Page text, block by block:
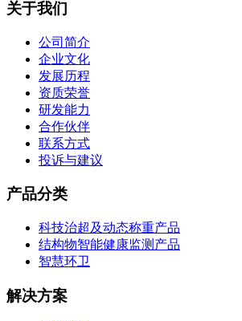
关于我们
公司简介
企业文化
发展历程
资质荣誉
研发能力
合作伙伴
联系方式
投诉与建议
产品分类
科技治超及动态称重产品
结构物智能健康监测产品
智慧环卫
解决方案